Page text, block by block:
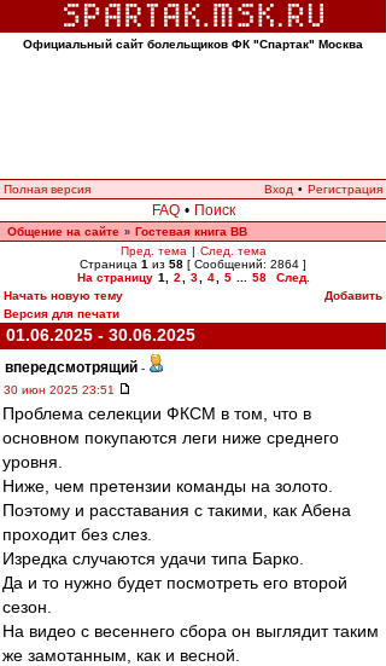
Официальный сайт болельщиков ФК "Спартак" Москва
Полная версия Вход • Регистрация
FAQ • Поиск
Общение на сайте » Гостевая книга ВВ
Пред. тема | След. тема
Страница 1 из 58 [ Сообщений: 2864 ]
На страницу 1 2 3 4 5 58
След.
Начать новую тему
Добавить
Версия для печати
01.06.2025 - 30.06.2025
впередсмотрящий -
30 июн 2025 23:51
Проблема селекции ФКСМ в том, что в
основном покупаются леги ниже среднего
уровня.
Ниже, чем претензии команды на золото.
Поэтому и расставания с такими, как Абена
проходит без слез.
Изредка случаются удачи типа Барко.
Да и то нужно будет посмотреть его второй
сезон.
На видео с весеннего сбора он выглядит таким
же замотанным, как и весной.